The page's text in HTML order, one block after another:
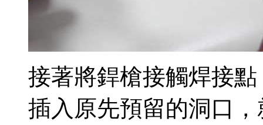
接著將銲槍接觸焊接
插入原先預留的洞口